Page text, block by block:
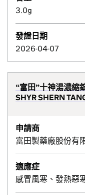
3.0g
發證日期
2026-04-07
“富田”十神湯濃縮
SHYR SHERN
申請商
富田製藥廠股份有
適應症
感冒風寒、發熱惡